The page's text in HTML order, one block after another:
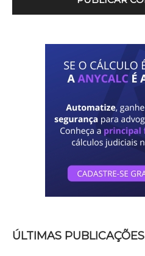
ÚLTIMAS PUBLICAÇÕES